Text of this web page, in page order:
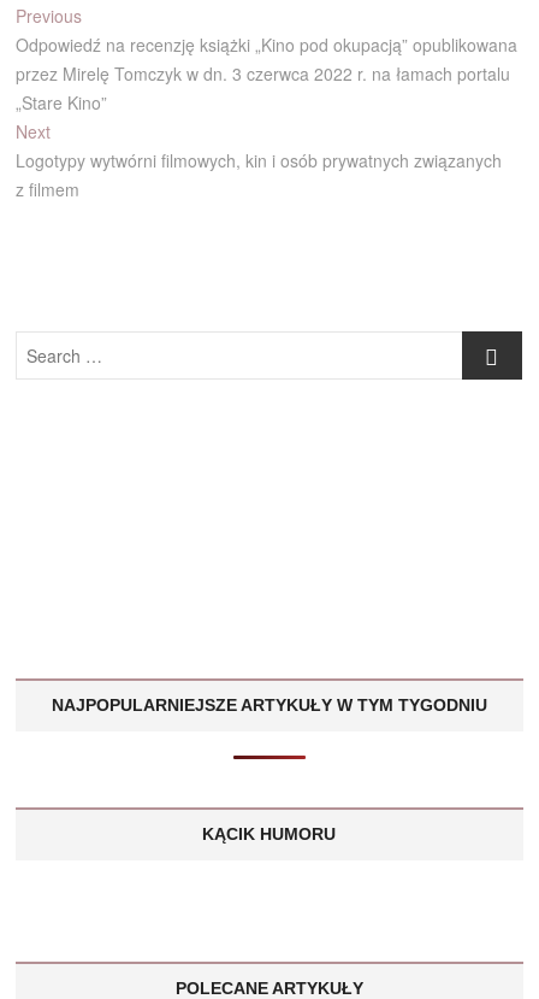
Nawigacja
wpisu
PreviousPrevious
post:
Odpowiedź na recenzję książki „Kino pod okupacją” opublikowana
przez Mirelę Tomczyk w dn. 3 czerwca 2022 r. na łamach portalu
„Stare Kino”
NextNext
post:
Logotypy wytwórni filmowych, kin i osób prywatnych związanych
z filmem
Search
…
NAJPOPULARNIEJSZE ARTYKUŁY W TYM TYGODNIU
KĄCIK HUMORU
POLECANE ARTYKUŁY